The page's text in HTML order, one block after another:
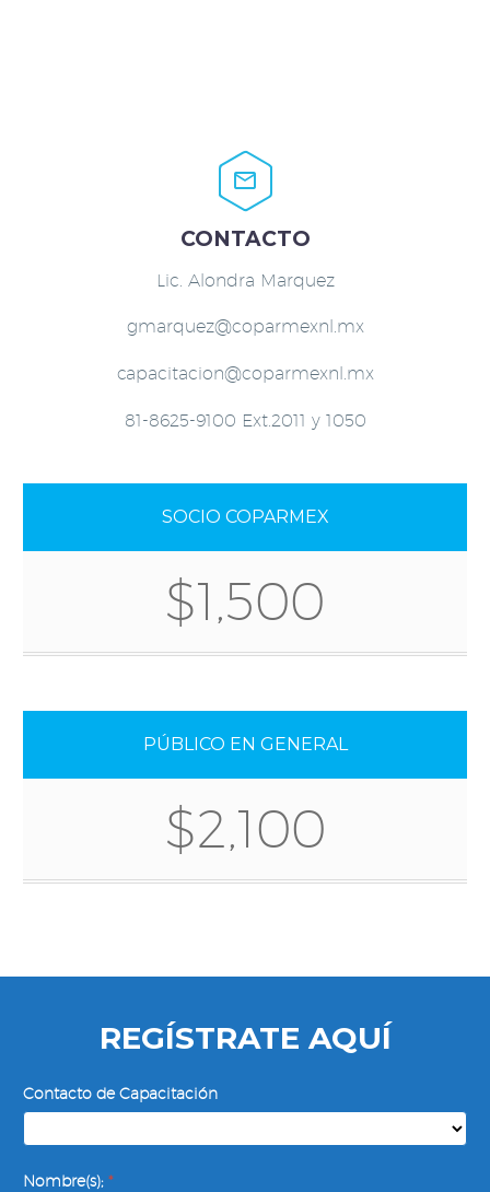


CONTACTO
Lic. Alondra Marquez
gmarquez@coparmexnl.mx
capacitacion@coparmexnl.mx
81-8625-9100 Ext.2011 y 1050
SOCIO COPARMEX
$1,500
PÚBLICO EN GENERAL
$2,100
REGÍSTRATE AQUÍ
Contacto de Capacitación
Nombre(s); *